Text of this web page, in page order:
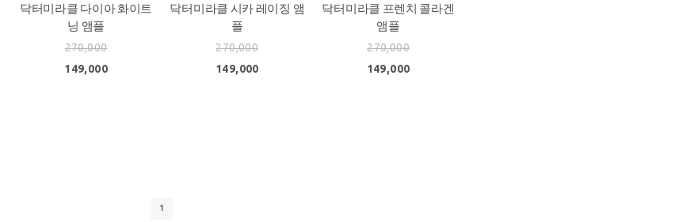
닥터미라클 다이아 화이트
닝 앰플
270,000
149,000
닥터미라클 시카 레이징 앰
플
270,000
149,000
닥터미라클 프렌치 콜라겐
앰플
270,000
149,000
1